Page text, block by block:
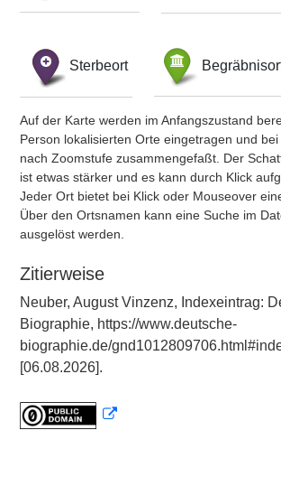
Sterbeort
Auf der Karte werden im Anfangszustand
Person lokalisierten Orte eingetragen und
nach Zoomstufe zusammengefaßt. Der
ist etwas stärker und es kann durch Klick
Jeder Ort bietet bei Klick oder Mouseover
Über den Ortsnamen kann eine Suche im
ausgelöst werden.
Zitierweise
Neuber, August Vinzenz, Indexeintrag:
Biographie, https://www.deutsche-
biographie.de/
[06.08.2026].